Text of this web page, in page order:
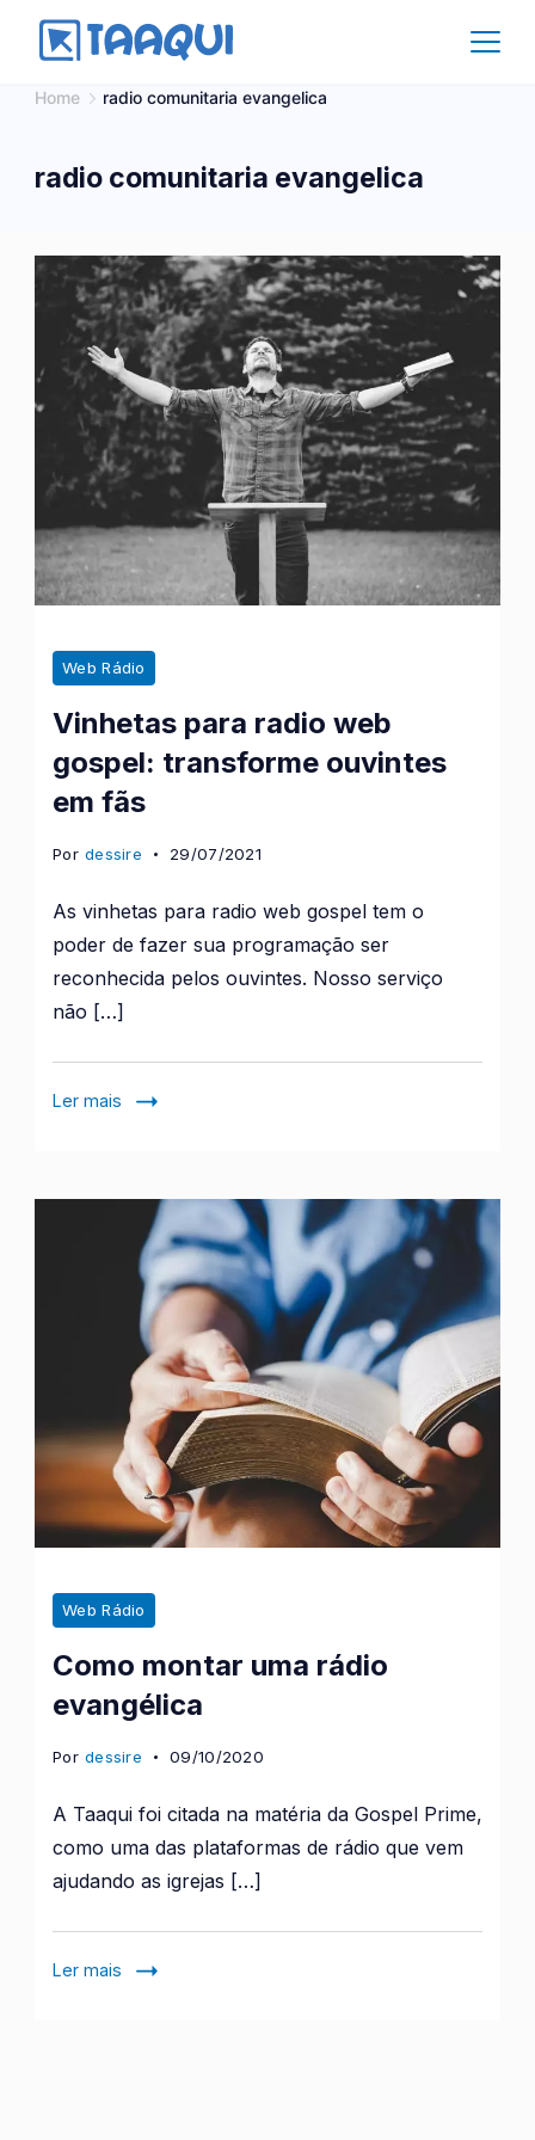
Affiliate
Home radio comunitaria evangelica
radio comunitaria evangelica
Web Rádio
Vinhetas para radio web
gospel: transforme ouvintes
em fãs
Por dessire 29/07/2021
As vinhetas para radio web gospel tem o
poder de fazer sua programação ser
reconhecida pelos ouvintes. Nosso serviço
não […]
Ler mais
Web Rádio
Como montar uma rádio
evangélica
Por dessire 09/10/2020
A Taaqui foi citada na matéria da Gospel Prime,
como uma das plataformas de rádio que vem
ajudando as igrejas […]
Ler mais